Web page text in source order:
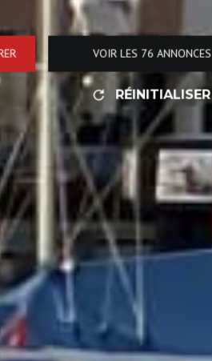
VOIR LES 76 ANNONCES
RÉINITIALISER